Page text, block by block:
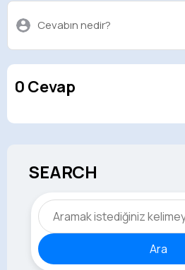
Cevabın nedir?
0 Cevap
SEARCH
Ara